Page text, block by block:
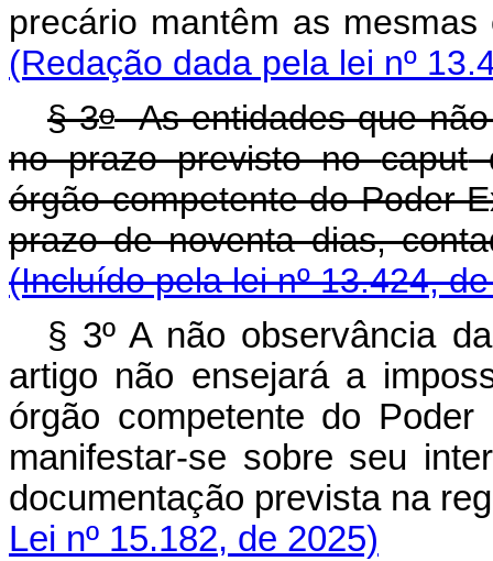
precário mantêm as
(Redação dada pela lei nº
§ 3oAs entidades que não
no prazo previsto nocaput
órgão competente do Poder
prazo de noventa dias,
(Incluído pela lei nº 13.424,
§ 3º A não observância
artigo não ensejará a
órgão competente do
manifestar-se sobre seu
documentação prevista na
Lei nº 15.182, de 2025)